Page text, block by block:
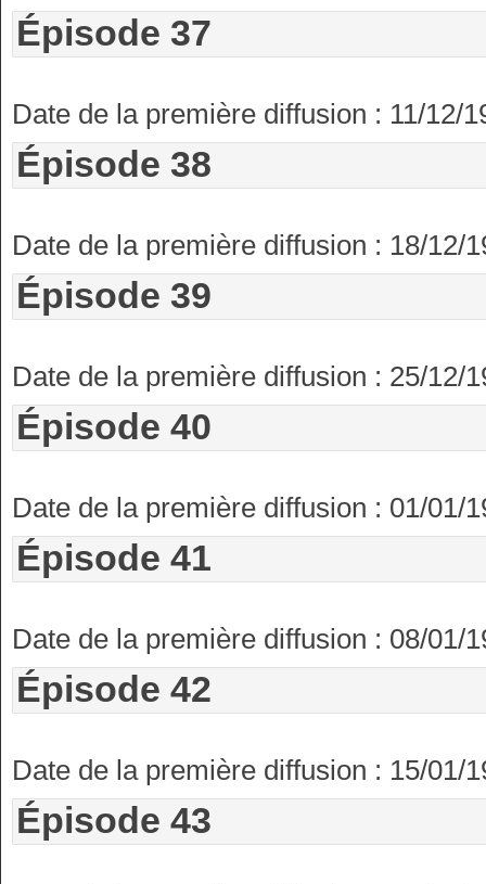
Épisode 37
Date de la première diffusion : 11/12/
Épisode 38
Date de la première diffusion : 18/12/
Épisode 39
Date de la première diffusion : 25/12/
Épisode 40
Date de la première diffusion : 01/01/
Épisode 41
Date de la première diffusion : 08/01/
Épisode 42
Date de la première diffusion : 15/01/
Épisode 43